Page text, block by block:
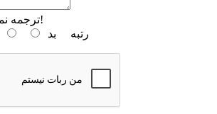
HTML ترجمه نمی شود!
رتبه بد